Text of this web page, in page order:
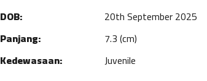
DOB:
20th September 2025
Panjang:
7.3 (cm)
Kedewasaan:
Juvenile